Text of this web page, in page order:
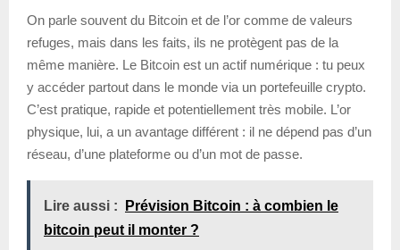
On parle souvent du Bitcoin et de l’or comme de valeurs
refuges, mais dans les faits, ils ne protègent pas de la
même manière. Le Bitcoin est un actif numérique : tu peux
y accéder partout dans le monde via un portefeuille crypto.
C’est pratique, rapide et potentiellement très mobile. L’or
physique, lui, a un avantage différent : il ne dépend pas d’un
réseau, d’une plateforme ou d’un mot de passe.
Lire aussi :
Prévision Bitcoin : à combien le
bitcoin peut il monter ?